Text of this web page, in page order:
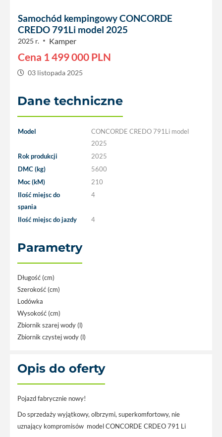
Samochód kempingowy CONCORDE
CREDO 791Li model 2025
2025 r. Kamper
Cena 1 499 000 PLN
03 listopada 2025
Dane techniczne
Model
CONCORDE CREDO 791Li model
2025
Rok produkcji
2025
DMC (kg)
5600
Moc (kM)
210
Ilość miejsc do
spania
4
Ilość miejsc do jazdy 4
Parametry
Długość (cm)
Szerokość (cm)
Lodówka
Wysokość (cm)
Zbiornik szarej wody (l)
Zbiornik czystej wody (l)
Opis do oferty
Pojazd fabrycznie nowy!
Do sprzedaży wyjątkowy, olbrzymi, superkomfortowy, nie
uznający kompromisów model CONCORDE CRDEO 791 Li